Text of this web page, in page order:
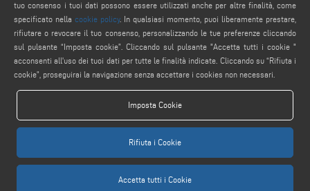
COMPLIANCE
COOKIE POLICY
tuo consenso i tuoi dati possono essere utilizzati anche per altre finalità, come
specificato nella cookie policy. In qualsiasi momento, puoi liberamente prestare,
rifiutare o revocare il tuo consenso, personalizzando le tue preferenze cliccando
sul pulsante “Imposta cookie”. Cliccando sul pulsante "Accetta tutti i cookie "
acconsenti all'uso dei tuoi dati per tutte le finalità indicate. Cliccando su “Rifiuta i
cookie”, proseguirai la navigazione senza accettare i cookies non necessari.
Imposta Cookie
Rifiuta i Cookie
Accetta tutti i Cookie